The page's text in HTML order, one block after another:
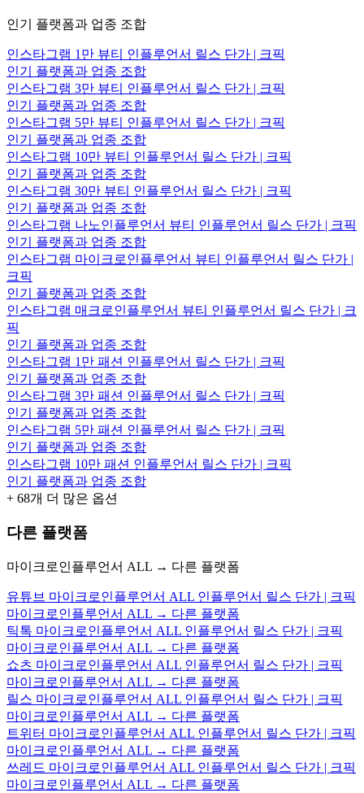
인기 플랫폼과 업종 조합
인스타그램 1만 뷰티 인플루언서 릴스 단가 | 크픽
인기 플랫폼과 업종 조합
인스타그램 3만 뷰티 인플루언서 릴스 단가 | 크픽
인기 플랫폼과 업종 조합
인스타그램 5만 뷰티 인플루언서 릴스 단가 | 크픽
인기 플랫폼과 업종 조합
인스타그램 10만 뷰티 인플루언서 릴스 단가 | 크픽
인기 플랫폼과 업종 조합
인스타그램 30만 뷰티 인플루언서 릴스 단가 | 크픽
인기 플랫폼과 업종 조합
인스타그램 나노인플루언서 뷰티 인플루언서 릴스 단가 | 크픽
인기 플랫폼과 업종 조합
인스타그램 마이크로인플루언서 뷰티 인플루언서 릴스 단가 |
크픽
인기 플랫폼과 업종 조합
인스타그램 매크로인플루언서 뷰티 인플루언서 릴스 단가 | 크
픽
인기 플랫폼과 업종 조합
인스타그램 1만 패션 인플루언서 릴스 단가 | 크픽
인기 플랫폼과 업종 조합
인스타그램 3만 패션 인플루언서 릴스 단가 | 크픽
인기 플랫폼과 업종 조합
인스타그램 5만 패션 인플루언서 릴스 단가 | 크픽
인기 플랫폼과 업종 조합
인스타그램 10만 패션 인플루언서 릴스 단가 | 크픽
인기 플랫폼과 업종 조합
+ 68개 더 많은 옵션
다른 플랫폼
마이크로인플루언서 ALL → 다른 플랫폼
유튜브 마이크로인플루언서 ALL 인플루언서 릴스 단가 | 크픽
마이크로인플루언서 ALL → 다른 플랫폼
틱톡 마이크로인플루언서 ALL 인플루언서 릴스 단가 | 크픽
마이크로인플루언서 ALL → 다른 플랫폼
쇼츠 마이크로인플루언서 ALL 인플루언서 릴스 단가 | 크픽
마이크로인플루언서 ALL → 다른 플랫폼
릴스 마이크로인플루언서 ALL 인플루언서 릴스 단가 | 크픽
마이크로인플루언서 ALL → 다른 플랫폼
트위터 마이크로인플루언서 ALL 인플루언서 릴스 단가 | 크픽
마이크로인플루언서 ALL → 다른 플랫폼
쓰레드 마이크로인플루언서 ALL 인플루언서 릴스 단가 | 크픽
마이크로인플루언서 ALL → 다른 플랫폼